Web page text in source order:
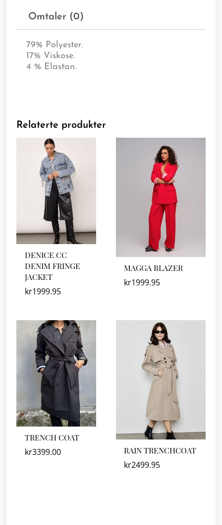
Omtaler (0)
79% Polyester.
17% Viskose.
4 % Elastan.
Relaterte produkter
DENICE CC
DENIM FRINGE
JACKET
kr1999.95
MAGGA BLAZER
kr1999.95
TRENCH COAT
kr3399.00 RAIN TRENCHCOAT
kr2499.95